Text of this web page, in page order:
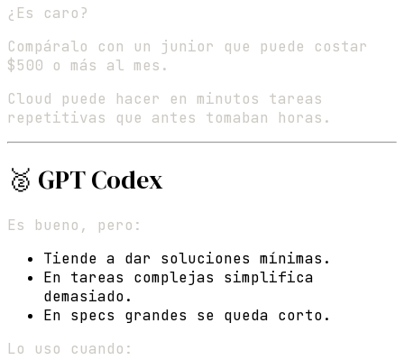
¿Es caro?
Compáralo con un junior que puede costar
$500 o más al mes.
Cloud puede hacer en minutos tareas
repetitivas que antes tomaban horas.
🥈 GPT Codex
Es bueno, pero:
Tiende a dar soluciones mínimas.
En tareas complejas simplifica
demasiado.
En specs grandes se queda corto.
Lo uso cuando: